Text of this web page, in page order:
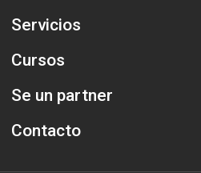
Servicios
Cursos
Se un partner
Contacto